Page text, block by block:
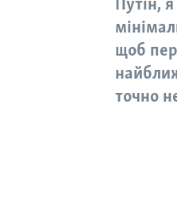
Путін,
щоб
точно